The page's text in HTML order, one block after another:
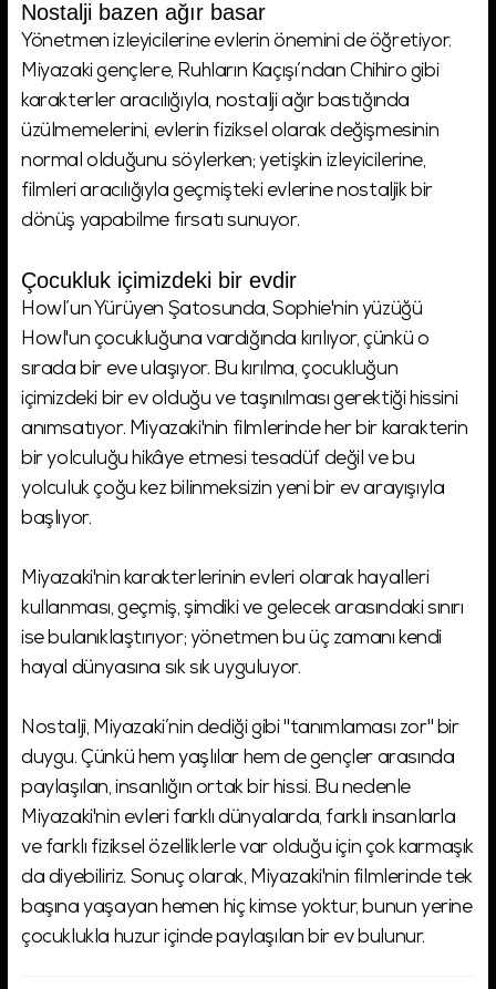
Nostalji bazen ağır basar
Yönetmen izleyicilerine evlerin önemini de öğretiyor.
Miyazaki gençlere, Ruhların Kaçışı’ndan Chihiro gibi
karakterler aracılığıyla, nostalji ağır bastığında
üzülmemelerini, evlerin fiziksel olarak değişmesinin
normal olduğunu söylerken; yetişkin izleyicilerine,
filmleri aracılığıyla geçmişteki evlerine nostaljik bir
dönüş yapabilme fırsatı sunuyor.
Çocukluk içimizdeki bir evdir
Howl’un Yürüyen Şatosunda, Sophie'nin yüzüğü
Howl'un çocukluğuna vardığında kırılıyor, çünkü o
sırada bir eve ulaşıyor. Bu kırılma, çocukluğun
içimizdeki bir ev olduğu ve taşınılması gerektiği hissini
anımsatıyor. Miyazaki'nin filmlerinde her bir karakterin
bir yolculuğu hikâye etmesi tesadüf değil ve bu
yolculuk çoğu kez bilinmeksizin yeni bir ev arayışıyla
başlıyor.
Miyazaki'nin karakterlerinin evleri olarak hayalleri
kullanması, geçmiş, şimdiki ve gelecek arasındaki sınırı
ise bulanıklaştırıyor; yönetmen bu üç zamanı kendi
hayal dünyasına sık sık uyguluyor.
Nostalji, Miyazaki’nin dediği gibi "tanımlaması zor" bir
duygu. Çünkü hem yaşlılar hem de gençler arasında
paylaşılan, insanlığın ortak bir hissi. Bu nedenle
Miyazaki'nin evleri farklı dünyalarda, farklı insanlarla
ve farklı fiziksel özelliklerle var olduğu için çok karmaşık
da diyebiliriz. Sonuç olarak, Miyazaki'nin filmlerinde tek
başına yaşayan hemen hiç kimse yoktur, bunun yerine
çocuklukla huzur içinde paylaşılan bir ev bulunur.